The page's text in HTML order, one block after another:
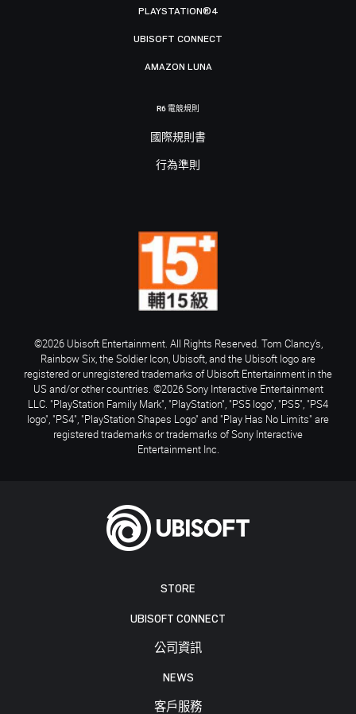
STORE
UBISOFT CONNECT
公司資訊
NEWS
客戶服務
PLAYSTATION®4
UBISOFT CONNECT
AMAZON LUNA
R6 電競規則
國際規則書
行為準則
©2026 Ubisoft Entertainment. All Rights Reserved. Tom Clancy’s,
Rainbow Six, the Soldier Icon, Ubisoft, and the Ubisoft logo are
registered or unregistered trademarks of Ubisoft Entertainment in the
US and/or other countries. ©2026 Sony Interactive Entertainment
LLC. "PlayStation Family Mark", "PlayStation", "PS5 logo", "PS5", "PS4
logo", "PS4", "PlayStation Shapes Logo" and "Play Has No Limits" are
registered trademarks or trademarks of Sony Interactive
Entertainment Inc.